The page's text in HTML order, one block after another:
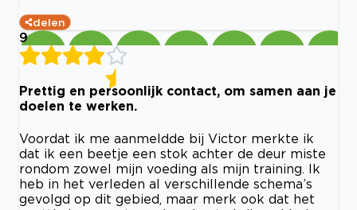
delen
9
Prettig en persoonlijk contact, om samen aan je
doelen te werken.
Voordat ik me aanmeldde bij Victor merkte ik
dat ik een beetje een stok achter de deur miste
rondom zowel mijn voeding als mijn training. Ik
heb in het verleden al verschillende schema’s
gevolgd op dit gebied, maar merk ook dat het